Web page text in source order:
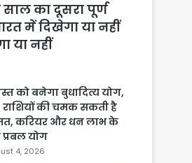
का दूसरा पूर्ण
में दिखेगा या नहीं
या नहीं
को बनेगा बुधादित्य योग,
की चमक सकती है
करियर और धन लाभ के
योग
4, 2026